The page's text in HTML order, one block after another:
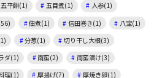
五平餅(1) 五目煮(1)
人参(1)
佃煮(1) 信田巻き(1)
八宝(1)
分葱(1)
切り干し大根(3)
ダ(1) 南蛮(2)
南蛮漬け(3)
理(1) 厚揚げ(7)
厚焼き卵(1)